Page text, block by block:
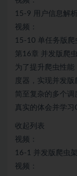
15-9 用户信息解
视频：
15-10 单任务版爬
第16章 并发版爬
为了提升爬虫性
度器，实现并发
简至复杂的多个调
真实的体会并学习
收起列表
视频：
16-1 并发版爬虫
视频：